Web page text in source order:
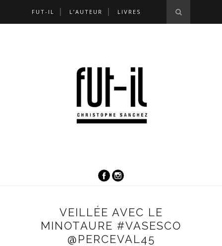
FUT-IL L’AUTEUR LIVRES
VEILLÉE AVEC LE
MINOTAURE #VASESCO
@PERCEVAL45